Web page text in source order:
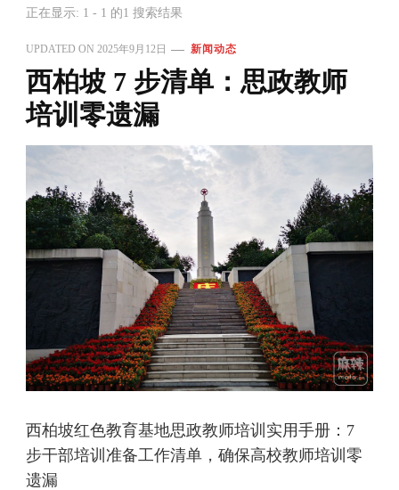
正在显示: 1 - 1 的1 搜索结果
UPDATED ON 2025年9月12日 新闻动态
西柏坡 7 步清单：思政教师
培训零遗漏
西柏坡红色教育基地思政教师培训实用手册：7
步干部培训准备工作清单，确保高校教师培训零
遗漏